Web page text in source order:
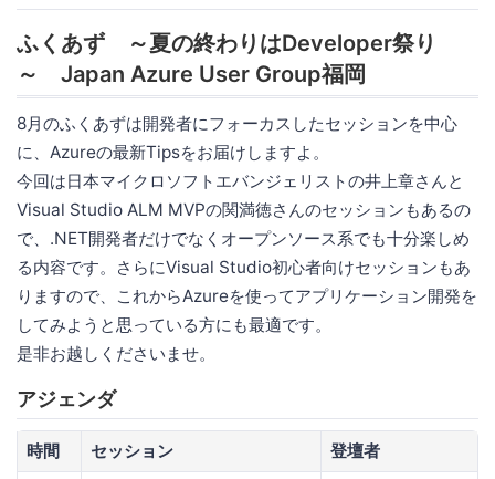
ふくあず ～夏の終わりはDeveloper祭り
～ Japan Azure User Group福岡
8月のふくあずは開発者にフォーカスしたセッションを中心
に、Azureの最新Tipsをお届けしますよ。
今回は日本マイクロソフトエバンジェリストの井上章さんと
Visual Studio ALM MVPの関満徳さんのセッションもあるの
で、.NET開発者だけでなくオープンソース系でも十分楽しめ
る内容です。さらにVisual Studio初心者向けセッションもあ
りますので、これからAzureを使ってアプリケーション開発を
してみようと思っている方にも最適です。
是非お越しくださいませ。
アジェンダ
時間 セッション
登壇者